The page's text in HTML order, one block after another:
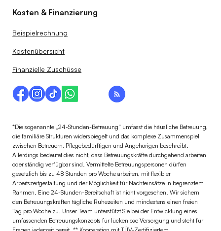
Kosten & Finanzierung
Beispielrechnung
Kostenübersicht
Finanzielle Zuschüsse
*Die sogenannte „24-Stunden-Betreuung“ umfasst die häusliche Betreuung,
die familiäre Strukturen widerspiegelt und das komplexe Zusammenspiel
zwischen Betreuern, Pflegebedürftigen und Angehörigen beschreibt.
Allerdings bedeutet dies nicht, dass Betreuungskräfte durchgehend arbeiten
oder ständig verfügbar sind. Vermittelte Betreuungspersonen dürfen
gesetzlich bis zu 48 Stunden pro Woche arbeiten, mit flexibler
Arbeitszeitgestaltung und der Möglichkeit für Nachteinsätze in begrenztem
Rahmen. Eine 24-Stunden-Bereitschaft ist nicht vorgesehen. Wir sichern
den Betreuungskräften tägliche Ruhezeiten und mindestens einen freien
Tag pro Woche zu. Unser Team unterstützt Sie bei der Entwicklung eines
umfassenden Betreuungskonzepts für lückenlose Versorgung und steht für